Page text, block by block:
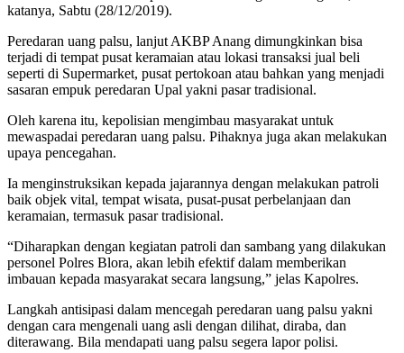
katanya, Sabtu (28/12/2019).
Peredaran uang palsu, lanjut AKBP Anang dimungkinkan bisa
terjadi di tempat pusat keramaian atau lokasi transaksi jual beli
seperti di Supermarket, pusat pertokoan atau bahkan yang menjadi
sasaran empuk peredaran Upal yakni pasar tradisional.
Oleh karena itu, kepolisian mengimbau masyarakat untuk
mewaspadai peredaran uang palsu. Pihaknya juga akan melakukan
upaya pencegahan.
Ia menginstruksikan kepada jajarannya dengan melakukan patroli
baik objek vital, tempat wisata, pusat-pusat perbelanjaan dan
keramaian, termasuk pasar tradisional.
“Diharapkan dengan kegiatan patroli dan sambang yang dilakukan
personel Polres Blora, akan lebih efektif dalam memberikan
imbauan kepada masyarakat secara langsung,” jelas Kapolres.
Langkah antisipasi dalam mencegah peredaran uang palsu yakni
dengan cara mengenali uang asli dengan dilihat, diraba, dan
diterawang. Bila mendapati uang palsu segera lapor polisi.